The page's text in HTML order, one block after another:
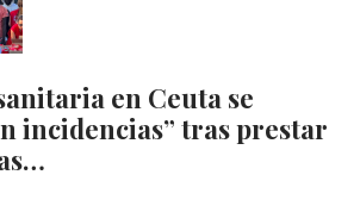
en Ceuta se
incidencias” tras prestar